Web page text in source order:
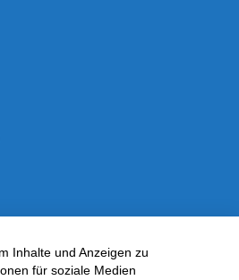
Inhalte und Anzeigen zu
für soziale Medien